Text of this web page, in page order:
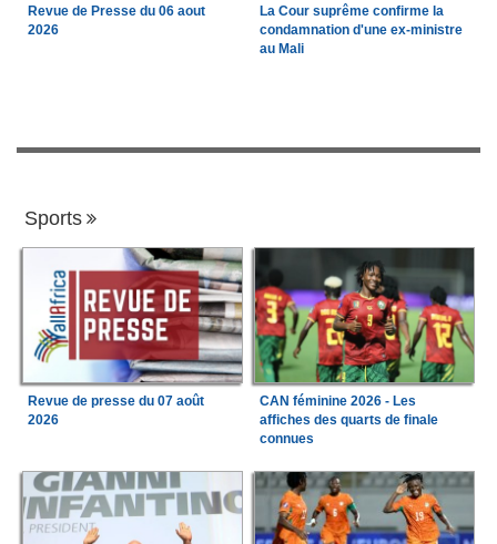
Revue de Presse du 06 aout
2026
La Cour suprême confirme la
condamnation d'une ex-ministre
au Mali
Sports
Revue de presse du 07 août
2026
CAN féminine 2026 - Les
affiches des quarts de finale
connues